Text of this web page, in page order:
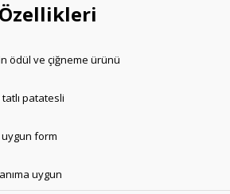
ödül ve çiğneme ürünü
patatesli
form
uygun